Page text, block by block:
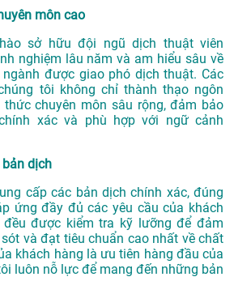
môn cao
hào sở hữu đội ngũ dịch thuật viên
nghiệm lâu năm và am hiểu sâu về
được giao phó dịch thuật. Các
tôi không chỉ thành thạo ngôn
chuyên môn sâu rộng, đảm bảo
xác và phù hợp với ngữ cảnh
dịch
cấp các bản dịch chính xác, đúng
ứng đầy đủ các yêu cầu của khách
được kiểm tra kỹ lưỡng để đảm
và đạt tiêu chuẩn cao nhất về chất
khách hàng là ưu tiên hàng đầu của
luôn nỗ lực để mang đến những bản